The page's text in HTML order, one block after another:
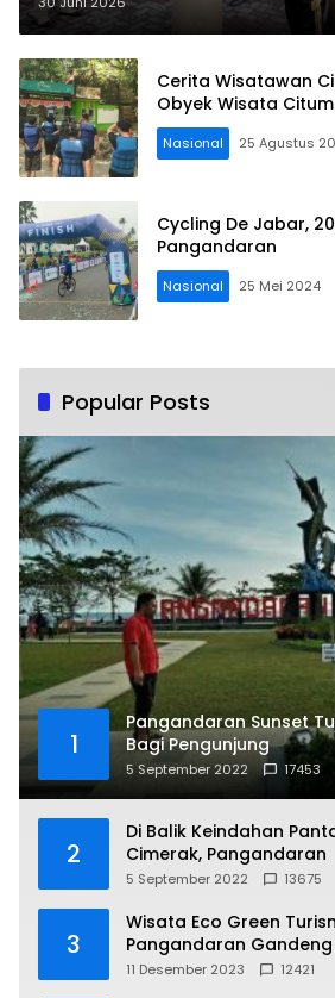
Kontingen
Cerita Wisatawan
Obyek Wisata
Nasional 25 Agustus
Cycling De Jabar,
Pangandaran
Nasional 25 Mei 2024
Popular Posts
1
Pangandaran Sunset
Bagi Pengunjung
5 September 2022 17453
2
Di Balik Keindahan
Cimerak, Pangandaran
5 September 2022 13675
3
Wisata Eco Green
Pangandaran Gandeng
11 Desember 2023 12421